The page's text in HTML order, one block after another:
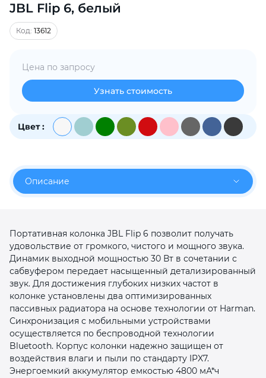
JBL Flip 6, белый
Код: 13612
Цена по запросу
Узнать стоимость
Цвет :
Описание
Портативная колонка JBL Flip 6 позволит получать
удовольствие от громкого, чистого и мощного звука.
Динамик выходной мощностью 30 Вт в сочетании с
сабвуфером передает насыщенный детализированный
звук. Для достижения глубоких низких частот в
колонке установлены два оптимизированных
пассивных радиатора на основе технологии от Harman.
Синхронизация с мобильными устройствами
осуществляется по беспроводной технологии
Bluetooth. Корпус колонки надежно защищен от
воздействия влаги и пыли по стандарту IPX7.
Энергоемкий аккумулятор емкостью 4800 мА*ч
Получайте товар
выбранный способом
списываться
каждые 2 недели
раз в 2
недели
8 800 302-02-51
plait.ru